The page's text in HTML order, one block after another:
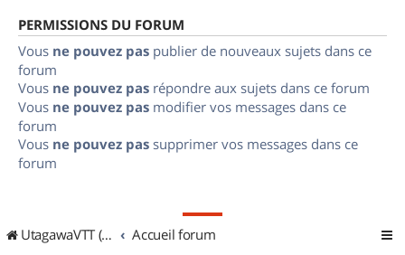
PERMISSIONS DU FORUM
Vous ne pouvez pas publier de nouveaux sujets dans ce
forum
Vous ne pouvez pas répondre aux sujets dans ce forum
Vous ne pouvez pas modifier vos messages dans ce
forum
Vous ne pouvez pas supprimer vos messages dans ce
forum
UtagawaVTT (Randos VTT et VTTAE avec traces GPS) Accueil forum